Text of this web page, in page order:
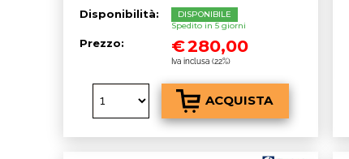
Disponibilità:
DISPONIBILE
Spedito in 5 giorni
Prezzo: €280,00
Iva inclusa (22%)